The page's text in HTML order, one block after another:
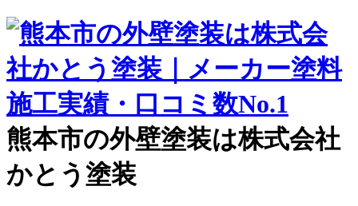
熊本市の外壁塗装は株式会社
かとう塗装